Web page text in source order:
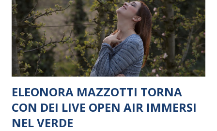
ELEONORA MAZZOTTI TORNA
CON DEI LIVE OPEN AIR IMMERSI
NEL VERDE